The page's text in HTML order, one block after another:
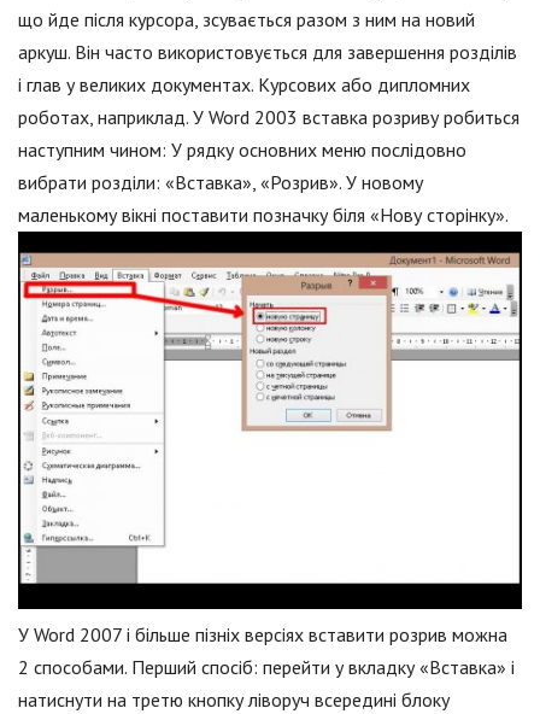
що йде після курсора, зсувається разом з ним на новий
аркуш. Він часто використовується для завершення розділів
і глав у великих документах. Курсових або дипломних
роботах, наприклад. У Word 2003 вставка розриву робиться
наступним чином: У рядку основних меню послідовно
вибрати розділи: «Вставка», «Розрив». У новому
маленькому вікні поставити позначку біля «Нову сторінку».
У Word 2007 і більше пізніх версіях вставити розрив можна
2 способами. Перший спосіб: перейти у вкладку «Вставка» і
натиснути на третю кнопку ліворуч всередині блоку